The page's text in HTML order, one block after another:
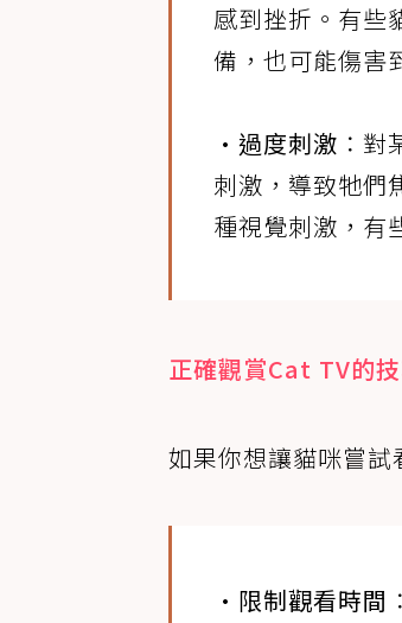
感到挫折。有些
備，也可能傷害
•過度刺激 ：
刺激，導致牠們
種視覺刺激，有
正確觀賞Cat TV的
如果你想讓貓咪嘗試
•限制觀看時間